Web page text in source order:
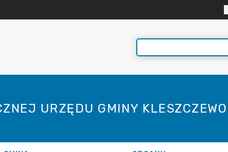
URZĘDU GMINY KLESZCZEWO